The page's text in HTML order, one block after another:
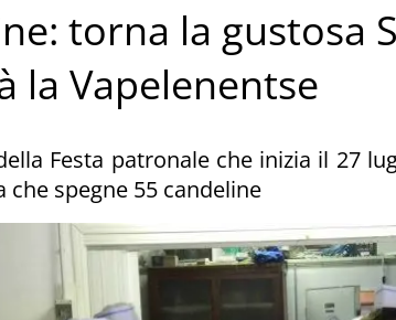
torna la gustosa
la Vapelenentse
Festa patronale che inizia il 27
che spegne 55 candeline